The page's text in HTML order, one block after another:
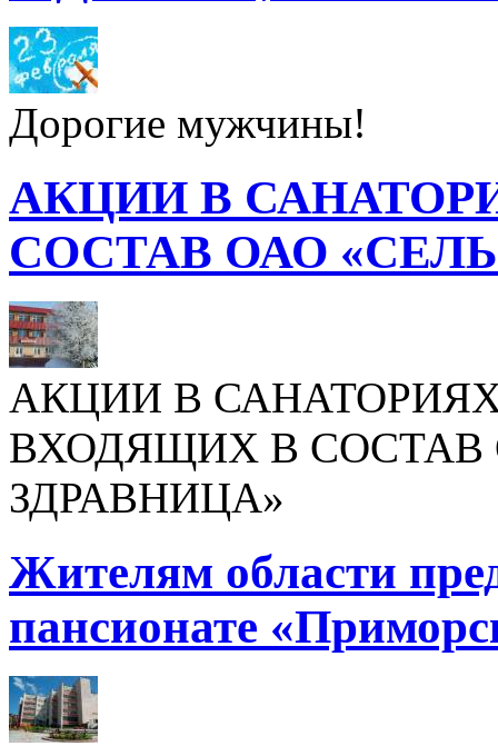
Дорогие мужчины!
АКЦИИ В
СОСТАВ ОАО
АКЦИИ В
ВХОДЯЩИХ В СОСТАВ
ЗДРАВНИЦА»
Жителям области
пансионате